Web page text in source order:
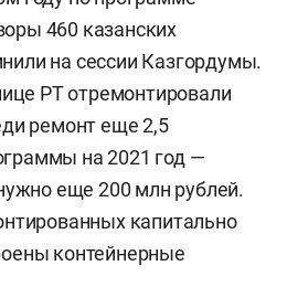
460 казанских
на сессии Казгордумы.
РТ отремонтировали
ремонт еще 2,5
на 2021 год —
еще 200 млн рублей.
капитально
контейнерные